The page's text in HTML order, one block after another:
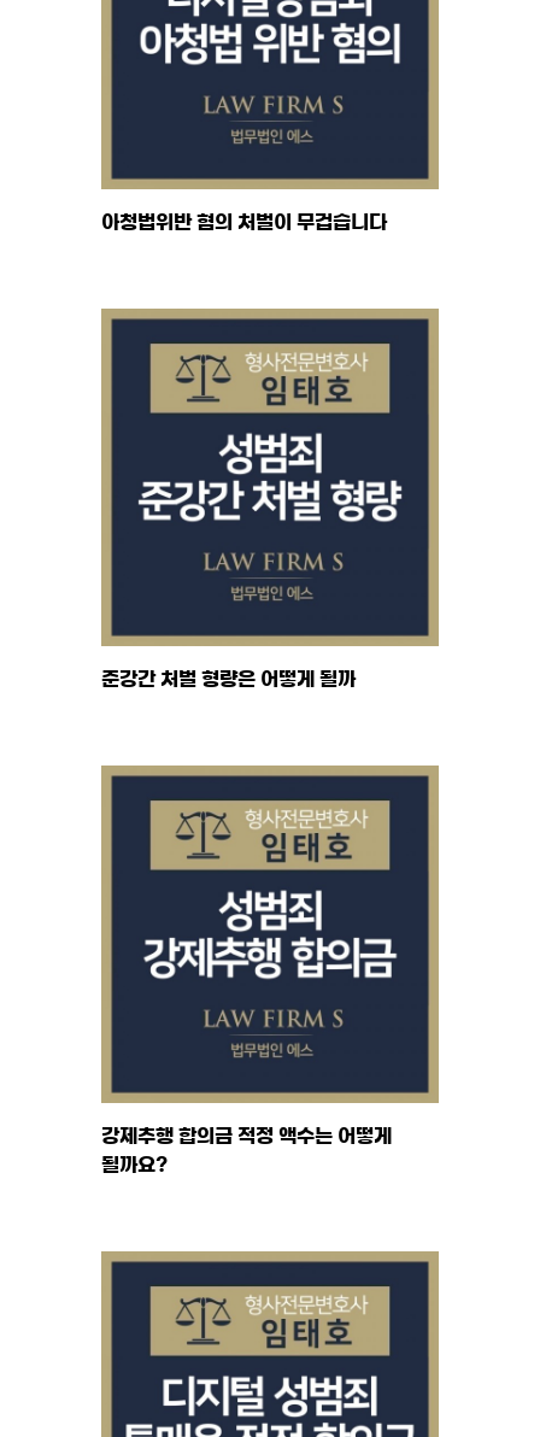
아청법위반 혐의 처벌이 무겁습니다
준강간 처벌 형량은 어떻게 될까
강제추행 합의금 적정 액수는 어떻게
될까요?